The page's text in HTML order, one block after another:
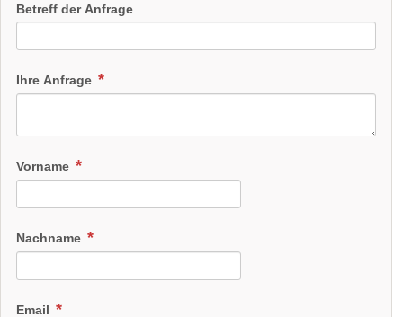
Betreff der Anfrage
Ihre Anfrage
Vorname
Nachname
Email